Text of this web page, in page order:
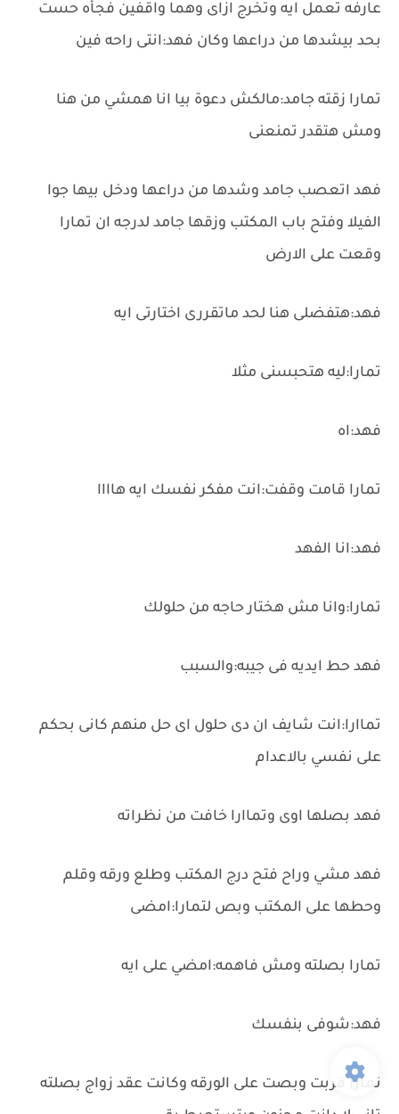
عارفه تعمل ايه وتخرج ازاى وهما واقفين فجأه حست
بحد بيشدها من دراعها وكان فهد:انتى راحه فين
تمارا زقته جامد:مالكش دعوة بيا انا همشي من هنا
ومش هتقدر تمنعنى
فهد اتعصب جامد وشدها من دراعها ودخل بيها جوا
الفيلا وفتح باب المكتب وزقها جامد لدرجه ان تمارا
وقعت على الارض
فهد:هتفضلى هنا لحد ماتقررى اختارتى ايه
تمارا:ليه هتحبسنى مثلا
فهد:اه
تمارا قامت وقفت:انت مفكر نفسك ايه هاااا
فهد:انا الفهد
تمارا:وانا مش هختار حاجه من حلولك
فهد حط ايديه فى جيبه:والسبب
تماارا:انت شايف ان دى حلول اى حل منهم كانى بحكم
على نفسي بالاعدام
فهد بصلها اوى وتماارا خافت من نظراته
فهد مشي وراح فتح درج المكتب وطلع ورقه وقلم
وحطها على المكتب وبص لتمارا:امضى
تمارا بصلته ومش فاهمه:امضي على ايه
فهد:شوفى بنفسك
تمارا قربت وبصت على الورقه وكانت عقد زواج بصلته